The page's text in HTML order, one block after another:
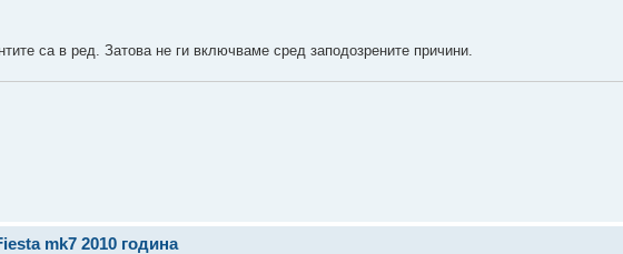
са в ред. Затова не ги включваме сред заподозрените причини.
mk7 2010 година